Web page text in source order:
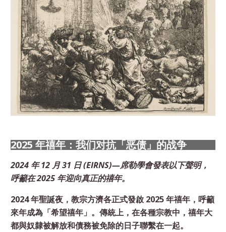
2025 年禧年：我们对抗「恶债」的战争
2024 年 12 月 31 日 (EIRNS)—席勒學會發表以下聲明，
呼籲在 2025 年迎向真正的禧年。
2024 年聖誕夜，教宗方濟各正式發啟 2025 年禧年，呼籲
來年成為「希望禧年」。傳統上，在各種宗教中，禧年大
都與奴隸被解放和債務被免除的日子聯繫在一起。